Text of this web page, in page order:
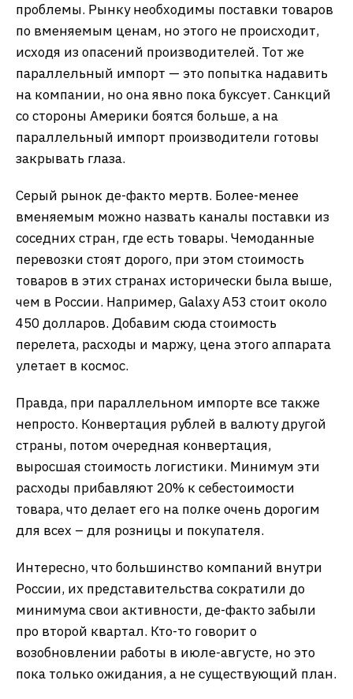
проблемы. Рынку необходимы поставки товаров
по вменяемым ценам, но этого не происходит,
исходя из опасений производителей. Тот же
параллельный импорт — это попытка надавить
на компании, но она явно пока буксует. Санкций
со стороны Америки боятся больше, а на
параллельный импорт производители готовы
закрывать глаза.
Серый рынок де-факто мертв. Более-менее
вменяемым можно назвать каналы поставки из
соседних стран, где есть товары. Чемоданные
перевозки стоят дорого, при этом стоимость
товаров в этих странах исторически была выше,
чем в России. Например, Galaxy A53 стоит около
450 долларов. Добавим сюда стоимость
перелета, расходы и маржу, цена этого аппарата
улетает в космос.
Правда, при параллельном импорте все также
непросто. Конвертация рублей в валюту другой
страны, потом очередная конвертация,
выросшая стоимость логистики. Минимум эти
расходы прибавляют 20% к себестоимости
товара, что делает его на полке очень дорогим
для всех – для розницы и покупателя.
Интересно, что большинство компаний внутри
России, их представительства сократили до
минимума свои активности, де-факто забыли
про второй квартал. Кто-то говорит о
возобновлении работы в июле-августе, но это
пока только ожидания, а не существующий план.